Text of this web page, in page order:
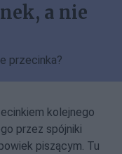
a nie
przecinka?
kolejnego
przez spójniki
piszącym. Tu